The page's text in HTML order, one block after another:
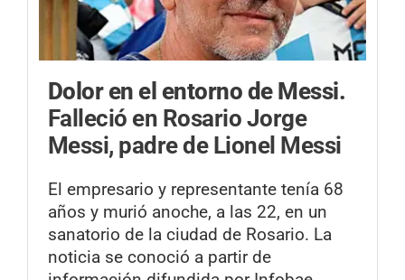
Dolor en el entorno de Messi.
Falleció en Rosario Jorge
Messi, padre de Lionel Messi
El empresario y representante tenía 68
años y murió anoche, a las 22, en un
sanatorio de la ciudad de Rosario. La
noticia se conoció a partir de